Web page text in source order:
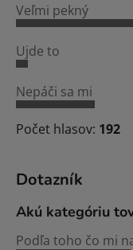
Veľmi pekný
Ujde to
Nepáči sa mi
Počet hlasov: 192
Dotazník
Akú kategóriu
Podľa toho čo mi